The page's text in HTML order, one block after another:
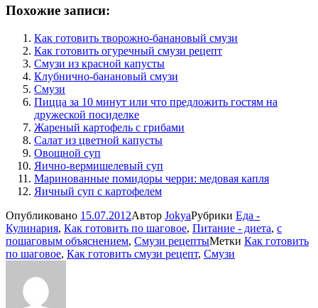
Похожие записи:
Как готовить творожно-банановый смузи
Как готовить огуречный смузи рецепт
Смузи из красной капусты
Клубнично-банановый смузи
Смузи
Пицца за 10 минут или что предложить гостям на
дружеской посиделке
Жареный картофель с грибами
Салат из цветной капусты
Овощной суп
Яично-вермишелевый суп
Маринованные помидоры черри: медовая капля
Яичный суп с картофелем
Опубликовано 15.07.2012Автор JokyaРубрики Еда -
Кулинария, Как готовить по шаговое, Питание - диета, с
пошаговым объяснением, Смузи рецептыМетки Как готовить
по шаговое, Как готовить смузи рецепт, Смузи